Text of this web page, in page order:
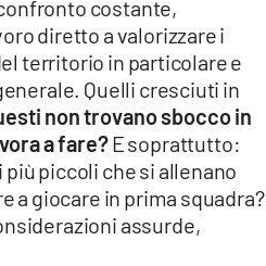
costante,
diretto a valorizzare i
territorio in particolare e
Quelli cresciuti in
non trovano sbocco in
a fare?E soprattutto:
piccoli che si allenano
a giocare in prima squadra?
assurde,